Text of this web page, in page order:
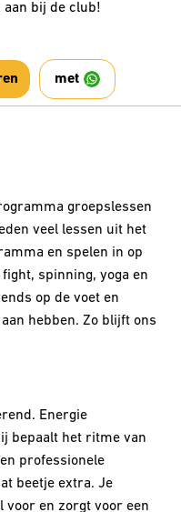
bij de club!
met
groepslessen
veel lessen uit het
en spelen in op
spinning, yoga en
op de voet en
hebben. Zo blijft ons
Energie
bepaalt het ritme van
professionele
beetje extra. Je
voor en zorgt voor een